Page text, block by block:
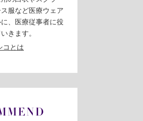
服など医療ウェア
、医療従事者に役
きます。
コとは